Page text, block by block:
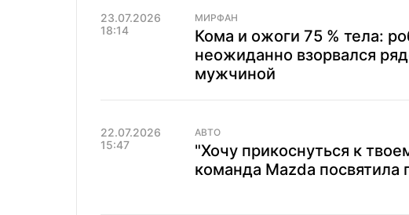
23.07.2026
18:14
МИРФАН
Кома и ожоги 75 % тела:
неожиданно взорвался
мужчиной
22.07.2026
15:47
АВТО
"Хочу прикоснуться к
команда Mazda